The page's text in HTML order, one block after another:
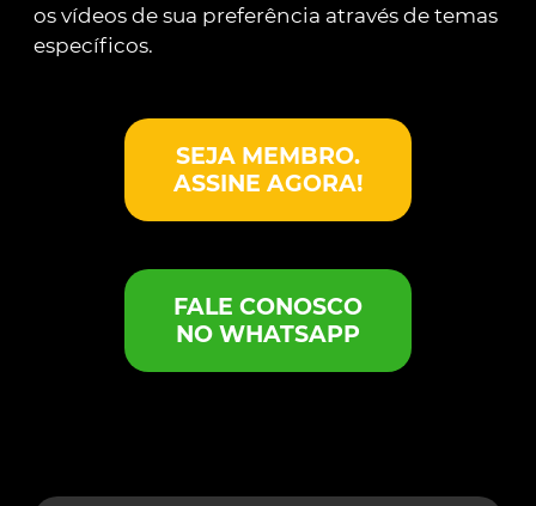
os vídeos de sua preferência através de temas
específicos.
SEJA MEMBRO.
ASSINE AGORA!
FALE CONOSCO
NO WHATSAPP